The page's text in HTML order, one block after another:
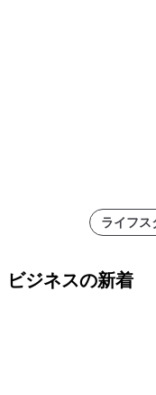
ライフス
ビジネスの新着